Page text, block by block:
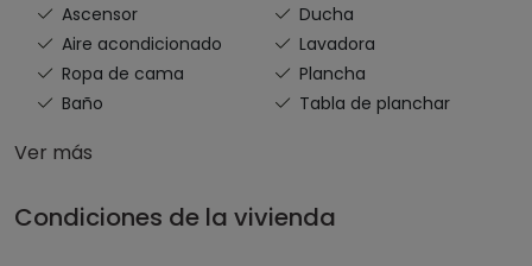
Ascensor
Aire acondicionado
Ropa de cama
Baño
Ducha
Lavadora
Plancha
Tabla de planchar
Ver más
Condiciones de la vivienda